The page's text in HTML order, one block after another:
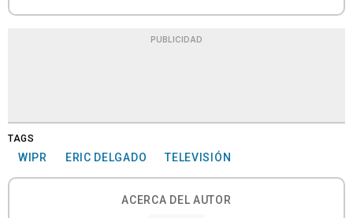
PUBLICIDAD
TAGS
WIPR ERIC DELGADO TELEVISIÓN
ACERCA DEL AUTOR